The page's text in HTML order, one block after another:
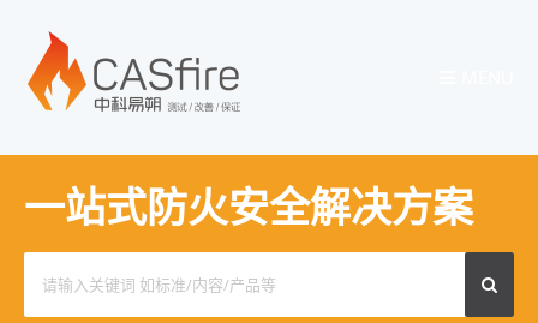
一站式防火安全解决方案
for: